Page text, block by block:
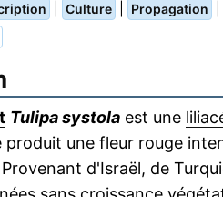
Culture Propagation
Tulipa systola est une
produit une fleur rouge
d'Israël, de